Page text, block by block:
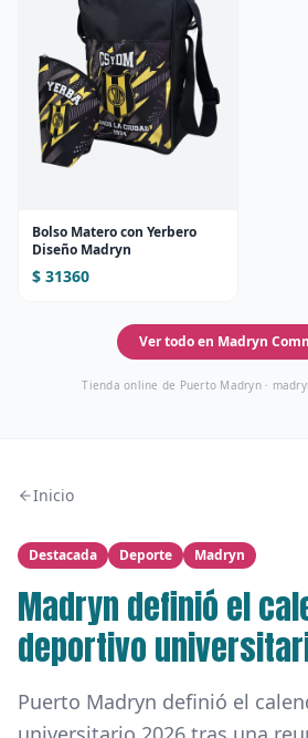
Bolso Matero con Yerbero
Diseño Madryn
$ 31360
Ver todo en Madryn
Tienda online de Puerto Madryn ·
Inicio
Destacada Deporte Madryn
Madryn definió el
deportivo
Puerto Madryn definió el